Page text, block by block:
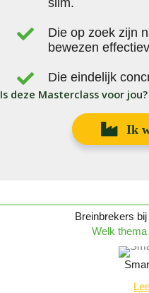
slim.
Die op zoek zijn
bewezen
Die eindelijk
Is deze Masterclass voor jou?
Ik
Breinbrekers
Welk